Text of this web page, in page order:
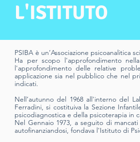
L'ISTITUTO
PSIBA è un’Associazione psicoanalitica
Ha per scopo l'approfondimento
l'approfondimento delle relative
applicazione sia nel pubblico che nel
indicati.
Nell’autunno del 1968 all'interno del
Ferradini, si costituiva la Sezione
psicodiagnostica e della psicoterapia in
Nel Gennaio 1973, a seguito di
autofinanziandosi, fondava l'Istituto di